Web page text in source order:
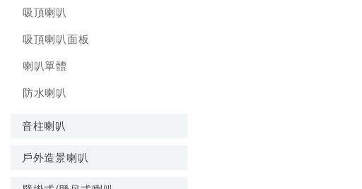
吸頂喇叭
吸頂喇叭面板
喇叭單體
防水喇叭
音柱喇叭
戶外造景喇叭